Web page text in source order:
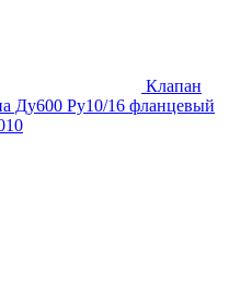
Клапан
Ду600 Ру10/16 фланцевый